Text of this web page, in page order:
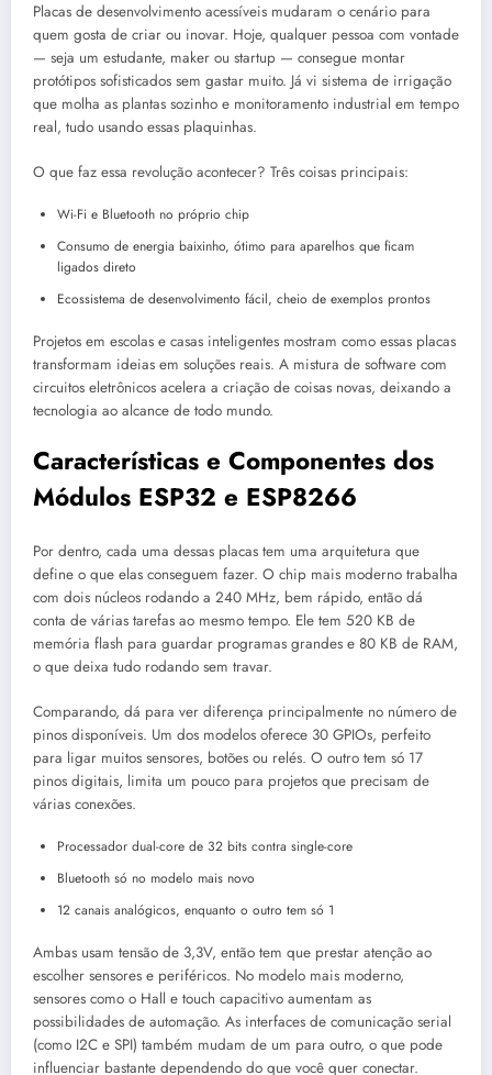
Placas de desenvolvimento acessíveis mudaram o cenário para
quem gosta de criar ou inovar. Hoje, qualquer pessoa com vontade
— seja um estudante, maker ou startup — consegue montar
protótipos sofisticados sem gastar muito. Já vi sistema de irrigação
que molha as plantas sozinho e monitoramento industrial em tempo
real, tudo usando essas plaquinhas.
O que faz essa revolução acontecer? Três coisas principais:
Wi-Fi e Bluetooth no próprio chip
Consumo de energia baixinho, ótimo para aparelhos que ficam
ligados direto
Ecossistema de desenvolvimento fácil, cheio de exemplos prontos
Projetos em escolas e casas inteligentes mostram como essas placas
transformam ideias em soluções reais. A mistura de software com
circuitos eletrônicos acelera a criação de coisas novas, deixando a
tecnologia ao alcance de todo mundo.
Características e Componentes dos
Módulos ESP32 e ESP8266
Por dentro, cada uma dessas placas tem uma arquitetura que
define o que elas conseguem fazer. O chip mais moderno trabalha
com dois núcleos rodando a 240 MHz, bem rápido, então dá
conta de várias tarefas ao mesmo tempo. Ele tem 520 KB de
memória flash para guardar programas grandes e 80 KB de RAM,
o que deixa tudo rodando sem travar.
Comparando, dá para ver diferença principalmente no número de
pinos disponíveis. Um dos modelos oferece 30 GPIOs, perfeito
para ligar muitos sensores, botões ou relés. O outro tem só 17
pinos digitais, limita um pouco para projetos que precisam de
várias conexões.
Processador dual-core de 32 bits contra single-core
Bluetooth só no modelo mais novo
12 canais analógicos, enquanto o outro tem só 1
Ambas usam tensão de 3,3V, então tem que prestar atenção ao
escolher sensores e periféricos. No modelo mais moderno,
sensores como o Hall e touch capacitivo aumentam as
possibilidades de automação. As interfaces de comunicação serial
(como I2C e SPI) também mudam de um para outro, o que pode
influenciar bastante dependendo do que você quer conectar.